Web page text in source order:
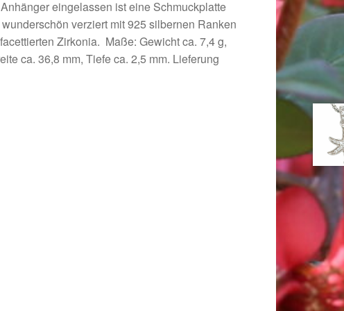
eingelassen ist eine Schmuckplatte
verziert mit 925 silbernen Ranken
Zirkonia. Maße: Gewicht ca. 7,4 g,
ca. 36,8 mm, Tiefe ca. 2,5 mm. Lieferung